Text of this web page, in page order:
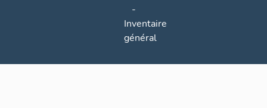
-
Inventaire
général